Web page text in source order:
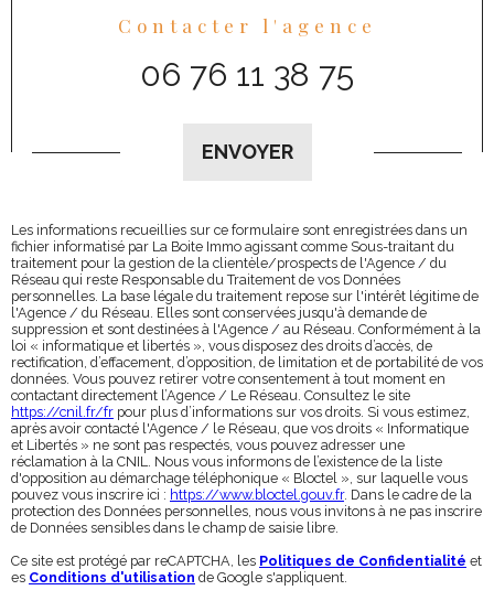
Contacter l'agence
06 76 11 38 75
ENVOYER
Les informations recueillies sur ce formulaire sont enregistrées dans un
fichier informatisé par La Boite Immo agissant comme Sous-traitant du
traitement pour la gestion de la clientèle/prospects de l'Agence / du
Réseau qui reste Responsable du Traitement de vos Données
personnelles. La base légale du traitement repose sur l'intérêt légitime de
l'Agence / du Réseau. Elles sont conservées jusqu'à demande de
suppression et sont destinées à l'Agence / au Réseau. Conformément à la
loi « informatique et libertés », vous disposez des droits d’accès, de
rectification, d’effacement, d’opposition, de limitation et de portabilité de vos
données. Vous pouvez retirer votre consentement à tout moment en
contactant directement l’Agence / Le Réseau. Consultez le site
https://cnil.fr/fr pour plus d’informations sur vos droits. Si vous estimez,
après avoir contacté l'Agence / le Réseau, que vos droits « Informatique
et Libertés » ne sont pas respectés, vous pouvez adresser une
réclamation à la CNIL. Nous vous informons de l’existence de la liste
d'opposition au démarchage téléphonique « Bloctel », sur laquelle vous
pouvez vous inscrire ici : https://www.bloctel.gouv.fr. Dans le cadre de la
protection des Données personnelles, nous vous invitons à ne pas inscrire
de Données sensibles dans le champ de saisie libre.
Ce site est protégé par reCAPTCHA, les Politiques de Confidentialité et
es Conditions d'utilisation de Google s'appliquent.